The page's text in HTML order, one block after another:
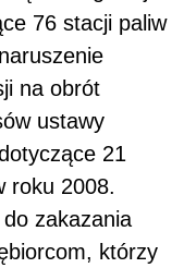
76 stacji paliw
na obrót
ustawy
21
roku 2008.
zakazania
którzy